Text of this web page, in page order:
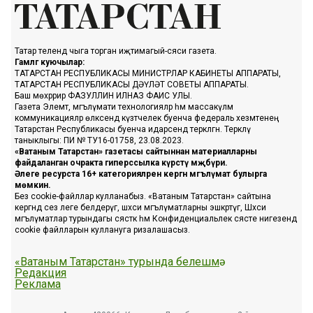
Татар телендә чыга торган иҗтимагый-сәяси газета.
Гамәлгә куючылар:
ТАТАРСТАН РЕСПУБЛИКАСЫ МИНИСТРЛАР КАБИНЕТЫ АППАРАТЫ,
ТАТАРСТАН РЕСПУБЛИКАСЫ ДӘҮЛӘТ СОВЕТЫ АППАРАТЫ.
Баш мөхәррир ФАЗУЛЛИН ИЛНАЗ ФАИС УЛЫ.
Газета Элемтә, мәгълүмати технологияләр һәм массакүләм
коммуникацияләр өлкәсендә күзәтчелек буенча федераль хезмәтенең
Татарстан Республикасы буенча идарәсендә теркәлгән. Теркәлү
таныклыгы: ПИ № ТУ16-01758, 23.08.2023.
«Ватаным Татарстан» газетасы сайтыннан материалларны
файдаланган очракта гиперссылка күрсәтү мәҗбүри.
Әлеге ресурста 16+ категорияләренә кергән мәгълүмат булырга
мөмкин.
Без cookie-файллар кулланабыз. «Ватаным Татарстан» сайтына
кергәндә сез әлеге белдерүгә, шәхси мәгълүматларны эшкәртүгә, Шәхси
мәгълүматлар турындагы сәясәткә һәм Конфиденциальлек сәясәте нигезендә
cookie файлларын куллануга ризалашасыз.
«Ватаным Татарстан» турында белешмә
Редакция
Реклама